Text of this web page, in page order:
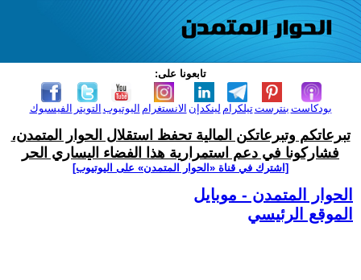
تابعونا على:
الفيسبوك التويتر اليوتيوب الانستغرام لينكدإن تيلكرامبنترست بودكاست
تبرعاتكم وتبرعاتكن المالية تحفظ استقلال الحوار المتمدن،
فشاركونا في دعم استمرارية هذا الفضاء اليساري الحر
[اشترك في قناة ‫«الحوار المتمدن» على اليوتيوب]
الحوار المتمدن - موبايل
الموقع الرئيسي